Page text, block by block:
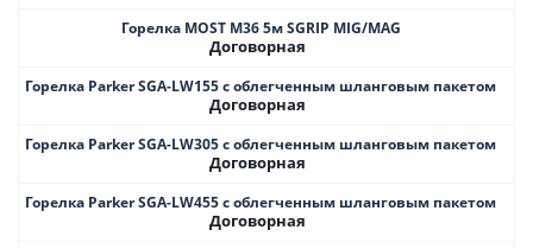
Горелка MOST M36 5м SGRIP MIG/MAG
Договорная
Горелка Parker SGA-LW155 с облегченным шланговым пакетом
Договорная
Горелка Parker SGA-LW305 с облегченным шланговым пакетом
Договорная
Горелка Parker SGA-LW455 с облегченным шланговым пакетом
Договорная